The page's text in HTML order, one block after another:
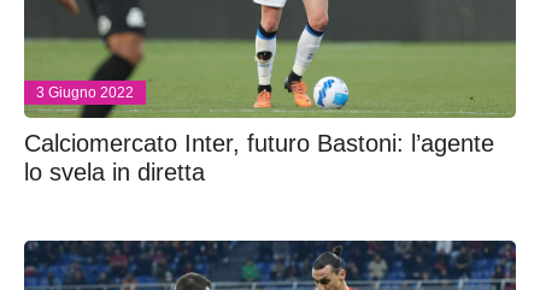
3 Giugno 2022
Calciomercato Inter, futuro Bastoni: l’agente
lo svela in diretta